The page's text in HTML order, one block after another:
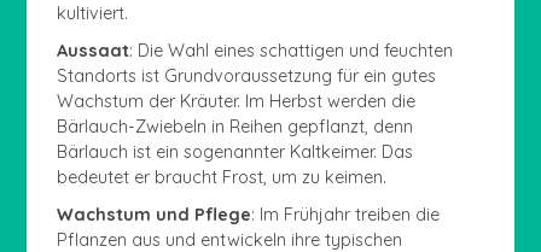
kultiviert.
Aussaat: Die Wahl eines schattigen und feuchten
Standorts ist Grundvoraussetzung für ein gutes
Wachstum der Kräuter. Im Herbst werden die
Bärlauch-Zwiebeln in Reihen gepflanzt, denn
Bärlauch ist ein sogenannter Kaltkeimer. Das
bedeutet er braucht Frost, um zu keimen.
Wachstum und Pflege: Im Frühjahr treiben die
Pflanzen aus und entwickeln ihre typischen